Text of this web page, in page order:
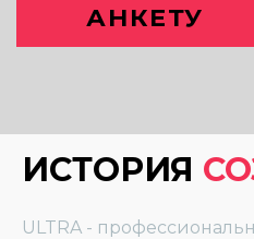
ИСТОРИЯ
ULTRA -